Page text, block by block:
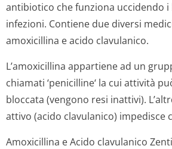
antibiotico che funziona uccidendo
infezioni. Contiene due diversi
amoxicillina e acido clavulanico.
L’amoxicillina appartiene ad un
chiamati ‘penicilline‘ la cui attività
bloccata (vengono resi inattivi).
attivo (acido clavulanico) impedisce
Amoxicillina e Acido clavulanico